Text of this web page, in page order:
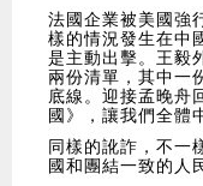
法國企業被美國強
樣的情況發生在中
是主動出擊。王毅
兩份清單，其中一
底線。迎接孟晚舟
國》，讓我們全體
同樣的訛詐，不一
國和團結一致的人